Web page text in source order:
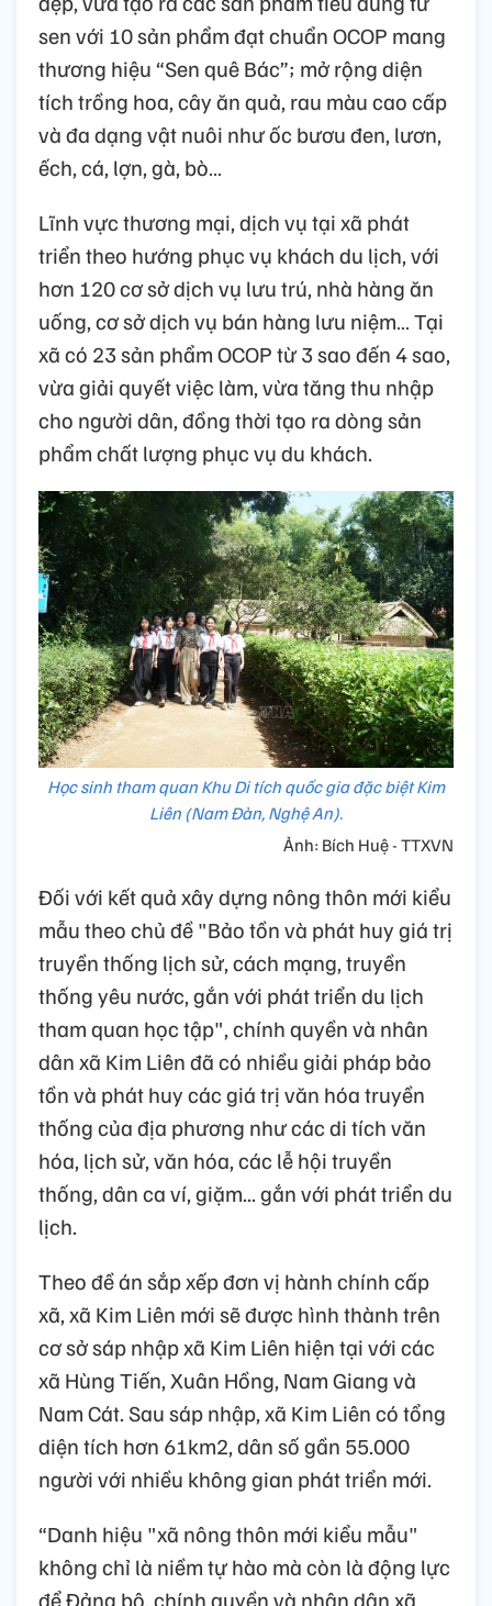
sen với 10 sản phẩm đạt chuẩn OCOP mang
thương hiệu “Sen quê Bác”; mở rộng diện
tích trồng hoa, cây ăn quả, rau màu cao cấp
và đa dạng vật nuôi như ốc bươu đen, lươn,
ếch, cá, lợn, gà, bò…
Lĩnh vực thương mại, dịch vụ tại xã phát
triển theo hướng phục vụ khách du lịch, với
hơn 120 cơ sở dịch vụ lưu trú, nhà hàng ăn
uống, cơ sở dịch vụ bán hàng lưu niệm… Tại
xã có 23 sản phẩm OCOP từ 3 sao đến 4 sao,
vừa giải quyết việc làm, vừa tăng thu nhập
cho người dân, đồng thời tạo ra dòng sản
phẩm chất lượng phục vụ du khách.
Học sinh tham quan Khu Di tích quốc gia đặc biệt Kim
Liên (Nam Đàn, Nghệ An).
Ảnh: Bích Huệ - TTXVN
Đối với kết quả xây dựng nông thôn mới kiểu
mẫu theo chủ đề "Bảo tồn và phát huy giá trị
truyền thống lịch sử, cách mạng, truyền
thống yêu nước, gắn với phát triển du lịch
tham quan học tập", chính quyền và nhân
dân xã Kim Liên đã có nhiều giải pháp bảo
tồn và phát huy các giá trị văn hóa truyền
thống của địa phương như các di tích văn
hóa, lịch sử, văn hóa, các lễ hội truyền
thống, dân ca ví, giặm... gắn với phát triển du
lịch.
Theo đề án sắp xếp đơn vị hành chính cấp
xã, xã Kim Liên mới sẽ được hình thành trên
cơ sở sáp nhập xã Kim Liên hiện tại với các
xã Hùng Tiến, Xuân Hồng, Nam Giang và
Nam Cát. Sau sáp nhập, xã Kim Liên có tổng
diện tích hơn 61km2, dân số gần 55.000
người với nhiều không gian phát triển mới.
“Danh hiệu "xã nông thôn mới kiểu mẫu"
không chỉ là niềm tự hào mà còn là động lực
để Đảng bộ, chính quyền và nhân dân xã